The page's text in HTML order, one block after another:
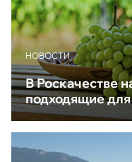
НОВОСТИ
В Роскачестве
подходящие